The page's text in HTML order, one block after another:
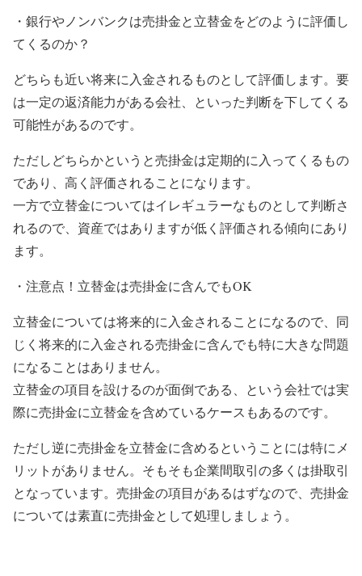
・銀行やノンバンクは売掛金と立替金をどのように評価し
てくるのか？
どちらも近い将来に入金されるものとして評価します。要
は一定の返済能力がある会社、といった判断を下してくる
可能性があるのです。
ただしどちらかというと売掛金は定期的に入ってくるもの
であり、高く評価されることになります。
一方で立替金についてはイレギュラーなものとして判断さ
れるので、資産ではありますが低く評価される傾向にあり
ます。
・注意点！立替金は売掛金に含んでもOK
立替金については将来的に入金されることになるので、同
じく将来的に入金される売掛金に含んでも特に大きな問題
になることはありません。
立替金の項目を設けるのが面倒である、という会社では実
際に売掛金に立替金を含めているケースもあるのです。
ただし逆に売掛金を立替金に含めるということには特にメ
リットがありません。そもそも企業間取引の多くは掛取引
となっています。売掛金の項目があるはずなので、売掛金
については素直に売掛金として処理しましょう。